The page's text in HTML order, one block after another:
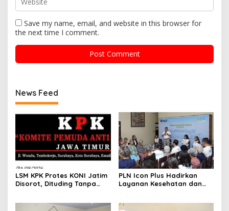
Save my name, email, and website in this browser for
the next time I comment.
News Feed
LSM KPK Protes KONI Jatim
Disorot, Dituding Tanpa
PLN Icon Plus Hadirkan
Layanan Kesehatan dan